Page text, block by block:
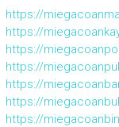
https://
https://
https://
https://
https://
https://
https://